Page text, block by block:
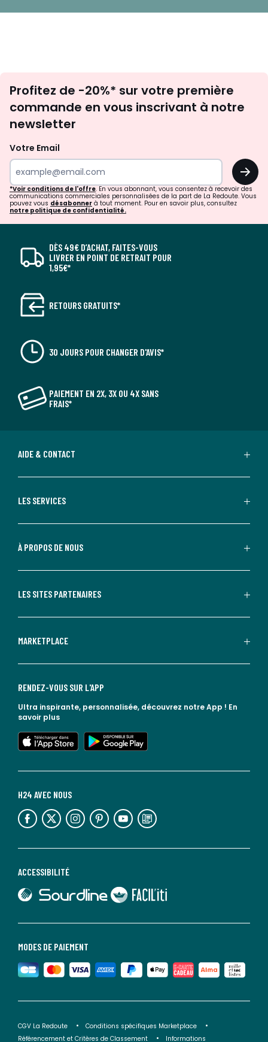
newsletter
Profitez de -20%* sur votre première
commande en vous inscrivant à notre
newsletter
Votre Email
OK
*Voir conditions de l'offre. En vous abonnant, vous consentez à recevoir des
communications commerciales personnalisées de la part de La Redoute. Vous
pouvez vous désabonner à tout moment. Pour en savoir plus, consultez
notre politique de confidentialité.
DÈS 49€ D’ACHAT, FAITES-VOUS
LIVRER EN POINT DE RETRAIT POUR
1,95€*
RETOURS GRATUITS*
30 JOURS POUR CHANGER D'AVIS*
PAIEMENT EN 2X, 3X OU 4X SANS
FRAIS*
AIDE & CONTACT
LES SERVICES
À PROPOS DE NOUS
LES SITES PARTENAIRES
MARKETPLACE
MODES DE PAIEMENT
ACCESSIBILITÉ
lien vers Faciliti
H24 AVEC NOUS
lien vers l'espace réseaux sociaux lien vers l'espace réseaux sociaux lien vers l'espace réseaux sociaux lien vers l'espace réseaux sociaux lien vers l'espace réseaux sociaux lien vers le blog la redoute
RENDEZ-VOUS SUR L'APP
Ultra inspirante, personnalisée, découvrez notre App ! En
savoir plus
lien vers l'app store
lien vers google play
CGV La Redoute
Conditions spécifiques Marketplace
Référencement et Critères de Classement
Informations